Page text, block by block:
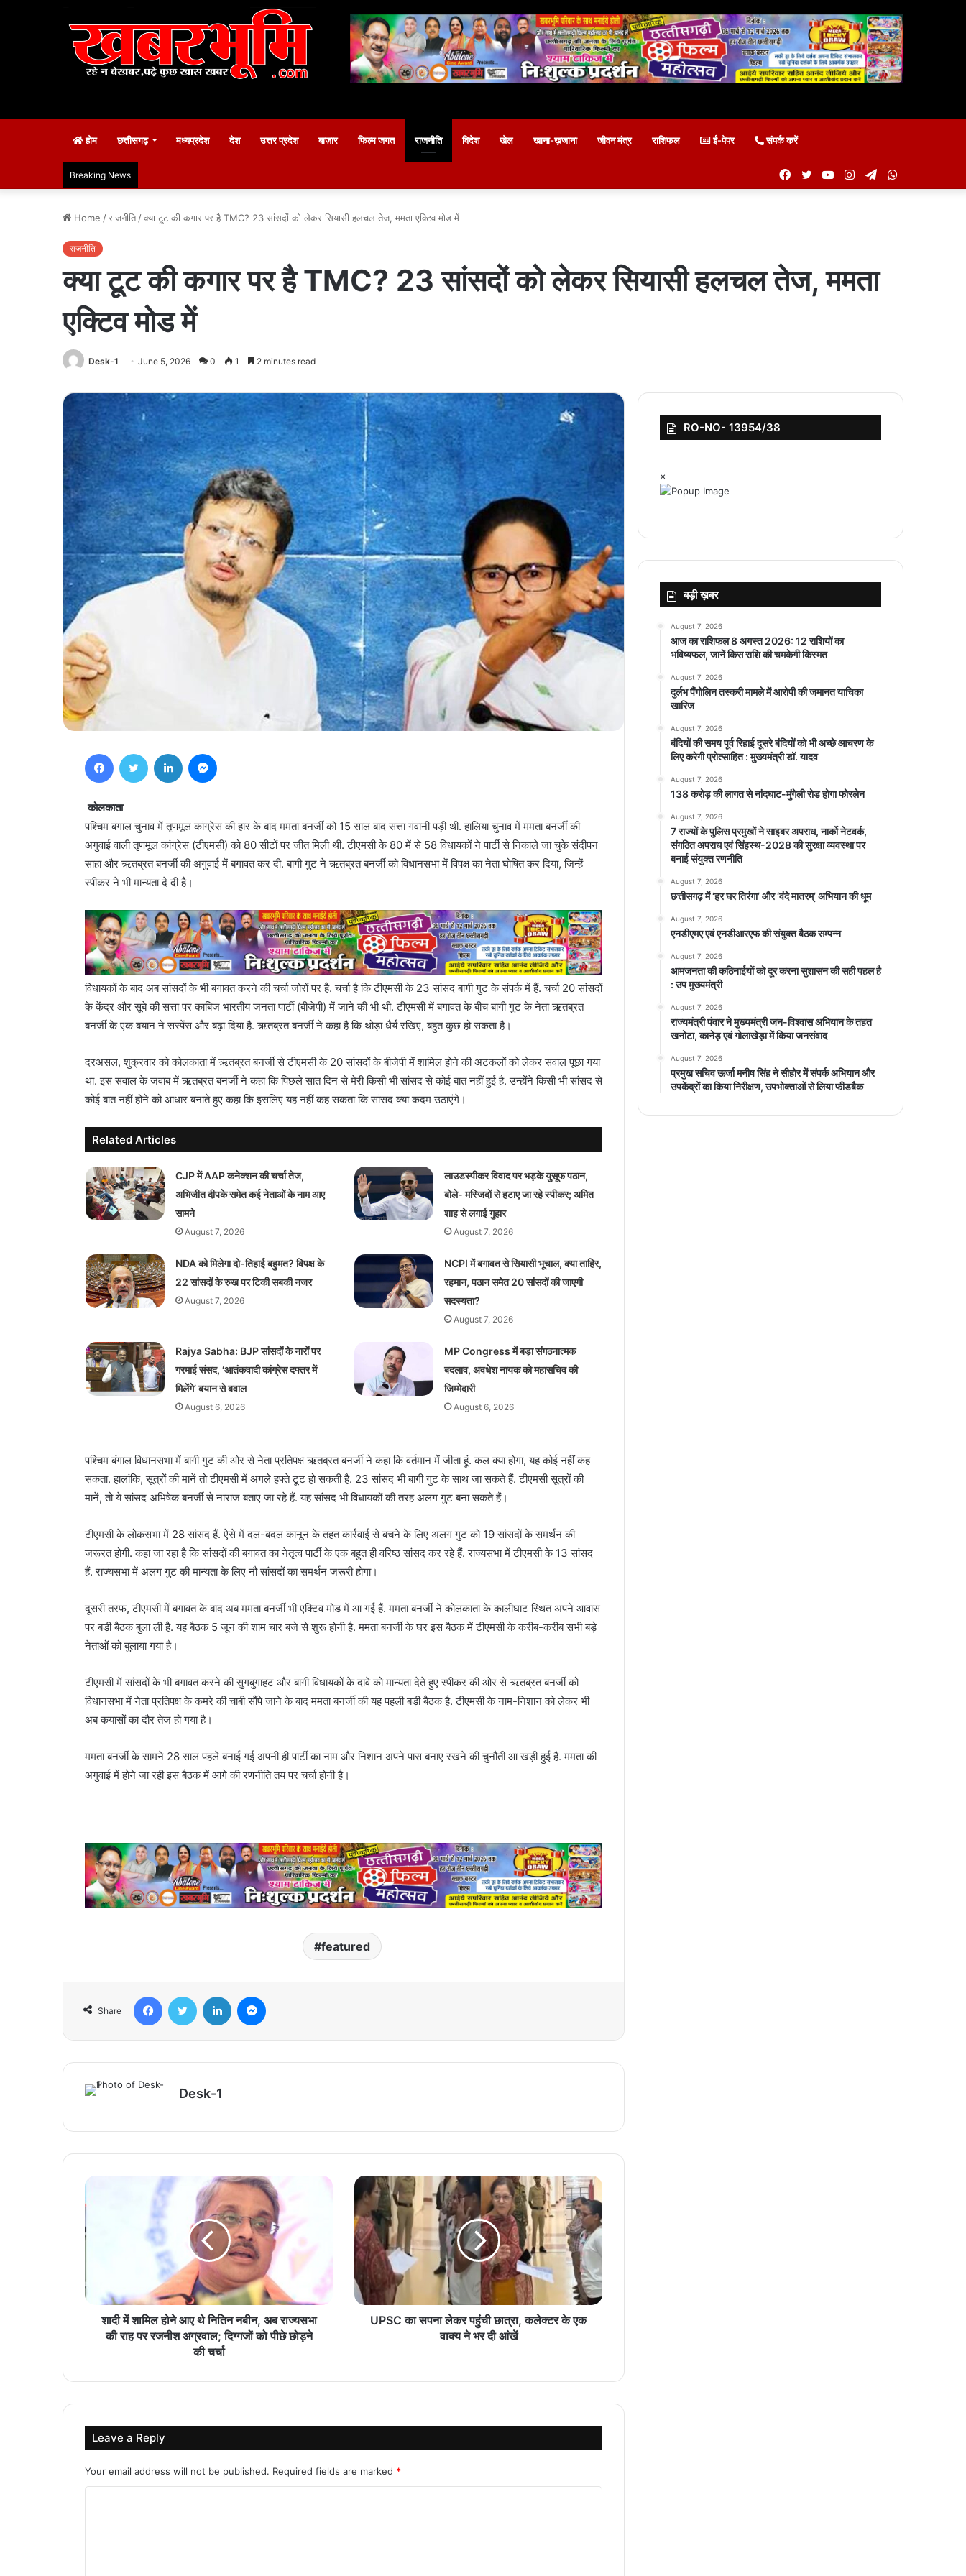
होम छत्तीसगढ़ मध्यप्रदेश देश उत्तर प्रदेश बाज़ार फिल्म जगत राजनीति विदेश खेल खाना-ख़जाना जीवन मंत्र राशिफल ई-पेपर संपर्क करें
Breaking News Telegram
Instagram
YouTube
Twitter
Facebook
Home /राजनीति /क्या टूट की कगार पर है TMC? 23 सांसदों को लेकर सियासी हलचल तेज, ममता एक्टिव मोड में
राजनीति
क्या टूट की कगार पर है TMC? 23 सांसदों को लेकर सियासी हलचल तेज, ममता
एक्टिव मोड में
Desk-1 June 5, 2026 0 1 2 minutes read
कोलकाता
पश्चिम बंगाल चुनाव में तृणमूल कांग्रेस की हार के बाद ममता बनर्जी को 15 साल बाद सत्ता गंवानी पड़ी थी. हालिया चुनाव में ममता बनर्जी की
अगुवाई वाली तृणमूल कांग्रेस (टीएमसी) को 80 सीटों पर जीत मिली थी. टीएमसी के 80 में से 58 विधायकों ने पार्टी से निकाले जा चुके संदीपन
साहा और ऋतब्रत बनर्जी की अगुवाई में बगावत कर दी. बागी गुट ने ऋतब्रत बनर्जी को विधानसभा में विपक्ष का नेता घोषित कर दिया, जिन्हें
स्पीकर ने भी मान्यता दे दी है।
विधायकों के बाद अब सांसदों के भी बगावत करने की चर्चा जोरों पर है. चर्चा है कि टीएमसी के 23 सांसद बागी गुट के संपर्क में हैं. चर्चा 20 सांसदों
के केंद्र और सूबे की सत्ता पर काबिज भारतीय जनता पार्टी (बीजेपी) में जाने की भी थी. टीएमसी में बगावत के बीच बागी गुट के नेता ऋतब्रत
बनर्जी के एक बयान ने सस्पेंस और बढ़ा दिया है. ऋतब्रत बनर्जी ने कहा है कि थोड़ा धैर्य रखिए, बहुत कुछ हो सकता है।
दरअसल, शुक्रवार को कोलकाता में ऋतब्रत बनर्जी से टीएमसी के 20 सांसदों के बीजेपी में शामिल होने की अटकलों को लेकर सवाल पूछा गया
था. इस सवाल के जवाब में ऋतब्रत बनर्जी ने कहा कि पिछले सात दिन से मेरी किसी भी सांसद से कोई बात नहीं हुई है. उन्होंने किसी भी सांसद से
कोई बात नहीं होने को आधार बनाते हुए कहा कि इसलिए यह नहीं कह सकता कि सांसद क्या कदम उठाएंगे।
Related Articles
CJP में AAP कनेक्शन की चर्चा तेज,
अभिजीत दीपके समेत कई नेताओं के नाम आए
सामने
August 7, 2026
लाउडस्पीकर विवाद पर भड़के युसूफ पठान,
बोले- मस्जिदों से हटाए जा रहे स्पीकर; अमित
शाह से लगाई गुहार
August 7, 2026
NDA को मिलेगा दो-तिहाई बहुमत? विपक्ष के
22 सांसदों के रुख पर टिकी सबकी नजर
August 7, 2026
NCPI में बगावत से सियासी भूचाल, क्या ताहिर,
रहमान, पठान समेत 20 सांसदों की जाएगी
सदस्यता?
August 7, 2026
Rajya Sabha: BJP सांसदों के नारों पर
गरमाई संसद, ‘आतंकवादी कांग्रेस दफ्तर में
मिलेंगे’ बयान से बवाल
August 6, 2026
MP Congress में बड़ा संगठनात्मक
बदलाव, अवधेश नायक को महासचिव की
जिम्मेदारी
August 6, 2026
पश्चिम बंगाल विधानसभा में बागी गुट की ओर से नेता प्रतिपक्ष ऋतब्रत बनर्जी ने कहा कि वर्तमान में जीता हूं. कल क्या होगा, यह कोई नहीं कह
सकता. हालांकि, सूत्रों की मानें तो टीएमसी में अगले हफ्ते टूट हो सकती है. 23 सांसद भी बागी गुट के साथ जा सकते हैं. टीएमसी सूत्रों की
मानें, तो ये सांसद अभिषेक बनर्जी से नाराज बताए जा रहे हैं. यह सांसद भी विधायकों की तरह अलग गुट बना सकते हैं।
टीएमसी के लोकसभा में 28 सांसद हैं. ऐसे में दल-बदल कानून के तहत कार्रवाई से बचने के लिए अलग गुट को 19 सांसदों के समर्थन की
जरूरत होगी. कहा जा रहा है कि सांसदों की बगावत का नेतृत्व पार्टी के एक बहुत ही वरिष्ठ सांसद कर रहे हैं. राज्यसभा में टीएमसी के 13 सांसद
हैं. राज्यसभा में अलग गुट की मान्यता के लिए नौ सांसदों का समर्थन जरूरी होगा।
दूसरी तरफ, टीएमसी में बगावत के बाद अब ममता बनर्जी भी एक्टिव मोड में आ गई हैं. ममता बनर्जी ने कोलकाता के कालीघाट स्थित अपने आवास
पर बड़ी बैठक बुला ली है. यह बैठक 5 जून की शाम चार बजे से शुरू होनी है. ममता बनर्जी के घर इस बैठक में टीएमसी के करीब-करीब सभी बड़े
नेताओं को बुलाया गया है।
टीएमसी में सांसदों के भी बगावत करने की सुगबुगाहट और बागी विधायकों के दावे को मान्यता देते हुए स्पीकर की ओर से ऋतब्रत बनर्जी को
विधानसभा में नेता प्रतिपक्ष के कमरे की चाबी सौंपे जाने के बाद ममता बनर्जी की यह पहली बड़ी बैठक है. टीएमसी के नाम-निशान को लेकर भी
अब कयासों का दौर तेज हो गया है।
ममता बनर्जी के सामने 28 साल पहले बनाई गई अपनी ही पार्टी का नाम और निशान अपने पास बनाए रखने की चुनौती आ खड़ी हुई है. ममता की
अगुवाई में होने जा रही इस बैठक में आगे की रणनीति तय पर चर्चा होनी है।
featured
Share
Desk-1
शादी में शामिल होने आए थे नितिन नबीन, अब राज्यसभा
की राह पर रजनीश अग्रवाल; दिग्गजों को पीछे छोड़ने
की चर्चा
UPSC का सपना लेकर पहुंची छात्रा, कलेक्टर के एक
वाक्य ने भर दी आंखें
Leave a Reply
Your email address will not be published. Required fields are marked *
RO-NO- 13954/38
×
बड़ी ख़बर
August 7, 2026
आज का राशिफल 8 अगस्त 2026: 12 राशियों का
भविष्यफल, जानें किस राशि की चमकेगी किस्मत
August 7, 2026
दुर्लभ पैंगोलिन तस्करी मामले में आरोपी की जमानत याचिका
खारिज
August 7, 2026
बंदियों की समय पूर्व रिहाई दूसरे बंदियों को भी अच्छे आचरण के
लिए करेगी प्रोत्साहित : मुख्यमंत्री डॉ. यादव
August 7, 2026
138 करोड़ की लागत से नांदघाट-मुंगेली रोड होगा फोरलेन
August 7, 2026
7 राज्यों के पुलिस प्रमुखों ने साइबर अपराध, नार्को नेटवर्क,
संगठित अपराध एवं सिंहस्थ-2028 की सुरक्षा व्यवस्था पर
बनाई संयुक्त रणनीति
August 7, 2026
छत्तीसगढ़ में ‘हर घर तिरंगा’ और ‘वंदे मातरम्’ अभियान की धूम
August 7, 2026
एनडीएमए एवं एनडीआरएफ की संयुक्त बैठक सम्पन्न
August 7, 2026
आमजनता की कठिनाईयों को दूर करना सुशासन की सही पहल है
: उप मुख्यमंत्री
August 7, 2026
राज्यमंत्री पंवार ने मुख्यमंत्री जन-विश्वास अभियान के तहत
खनोटा, कानेड़ एवं गोलाखेड़ा में किया जनसंवाद
August 7, 2026
प्रमुख सचिव ऊर्जा मनीष सिंह ने सीहोर में संपर्क अभियान और
उपकेंद्रों का किया निरीक्षण, उपभोक्ताओं से लिया फीडबैक